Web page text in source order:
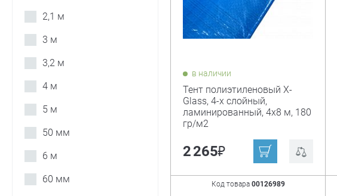
2,1 м
3 м
3,2 м
4 м
5 м
50 мм
6 м
60 мм
в наличии
Тент полиэтиленовый X-
Glass, 4-х слойный,
ламинированный, 4х8 м, 180
гр/м2
2 265₽
Код товара 00126989